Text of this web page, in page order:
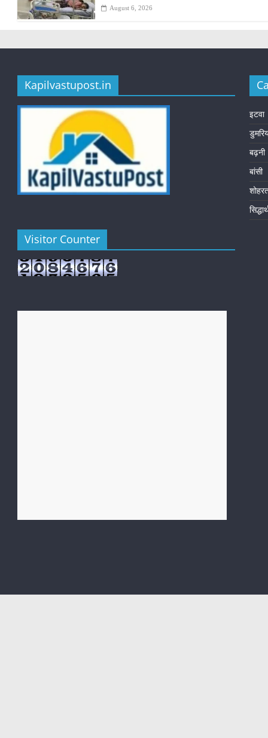
August 6, 2026
Kapilvastupost.in
Visitor Counter
इटवा
बढ़नी
बांसी